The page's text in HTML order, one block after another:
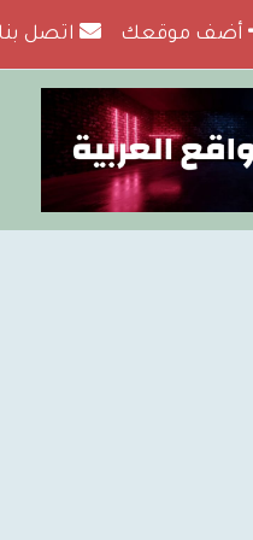
أضف موقعك اتصل بنا